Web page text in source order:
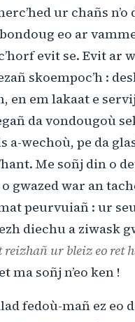
ur chañs n’o
eo ar
evit se. Evit ar
skoempoc’h :
en em lakaat e
da vondougoù
a-wechoù, pe da
Me soñj din o
gwazed war an
peurvuiañ : ur
diechu a ziwask
reizhañ ur bleiz eo ret
ma soñj n’eo ken !
fedoù-mañ ez eo